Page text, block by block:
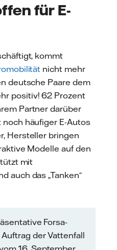
für E-
kommt
nicht mehr
deutsche Paare dem
positiv! 62 Prozent
Partner darüber
häufiger E-Autos
Hersteller bringen
Modelle auf den
mit
auch das „Tanken“
Forsa-
der Vattenfall